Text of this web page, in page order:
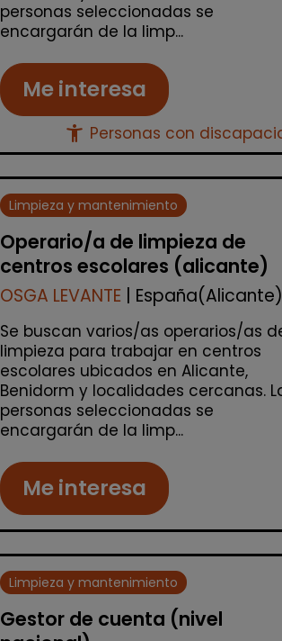
personas seleccionadas se
encargarán de la limp...
Me interesa
accessibility_new Personas con
Limpieza y mantenimiento
Operario/a de limpieza de
centros escolares (alicante)
OSGA LEVANTE | España(Alicante)
Se buscan varios/as operarios/as
limpieza para trabajar en centros
escolares ubicados en Alicante,
Benidorm y localidades cercanas.
personas seleccionadas se
encargarán de la limp...
Me interesa
Limpieza y mantenimiento
Gestor de cuenta (nivel